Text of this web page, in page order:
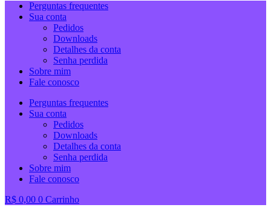
Perguntas frequentes
Sua conta
Pedidos
Downloads
Detalhes da conta
Senha perdida
Sobre mim
Fale conosco
Perguntas frequentes
Sua conta
Pedidos
Downloads
Detalhes da conta
Senha perdida
Sobre mim
Fale conosco
R$ 0,00 0 Carrinho